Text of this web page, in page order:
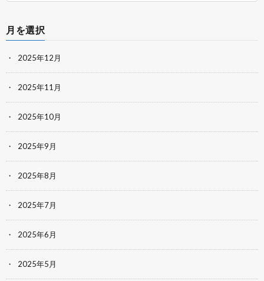
月を選択
2025年12月
2025年11月
2025年10月
2025年9月
2025年8月
2025年7月
2025年6月
2025年5月